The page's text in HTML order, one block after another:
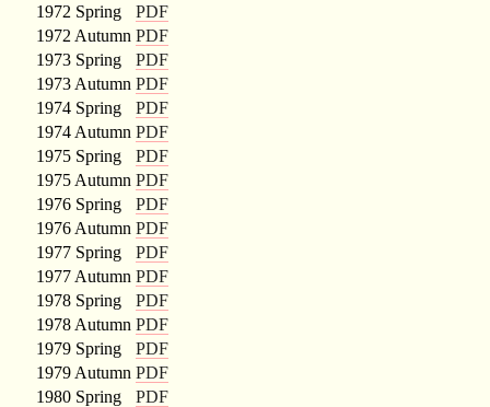
1972 Spring
PDF
1972 Autumn PDF
1973 Spring
PDF
1973 Autumn PDF
1974 Spring
PDF
1974 Autumn PDF
1975 Spring
PDF
1975 Autumn PDF
1976 Spring
PDF
1976 Autumn PDF
1977 Spring
PDF
1977 Autumn PDF
1978 Spring
PDF
1978 Autumn PDF
1979 Spring
PDF
1979 Autumn PDF
1980 Spring
PDF